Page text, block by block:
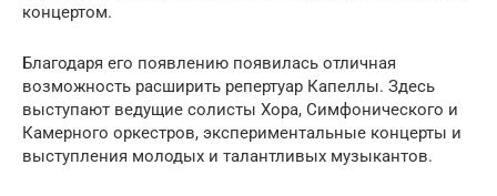
концертом.
Благодаря его появлению появилась отличная
возможность расширить репертуар Капеллы. Здесь
выступают ведущие солисты Хора, Симфонического и
Камерного оркестров, экспериментальные концерты и
выступления молодых и талантливых музыкантов.